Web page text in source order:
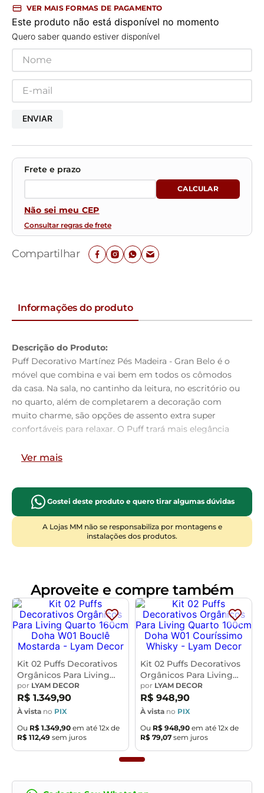
VER MAIS FORMAS DE PAGAMENTO
Este produto não está disponível no momento
Quero saber quando estiver disponível
ENVIAR
Não sei meu CEP
Consultar regras de frete
Compartilhar
Informações do produto
Descrição do Produto:
Puff Decorativo Martínez Pés Madeira - Gran Belo é o
móvel que combina e vai bem em todos os cômodos
da casa. Na sala, no cantinho da leitura, no escritório ou
no quarto, além de completarem a decoração com
muito charme, são opções de assento extra super
confortáveis para relaxar. O Puff trará mais elegância
Dimensões do Produto:
Altura:
Profundidade:45cm
Altura do Assento ao Chão:42cm
Altura dos Pés:30cm
Peso:20kg
Material da Estrutura:
Assento:Fixo em espuma D-26
Material dos Pés:Madeira
Quantidade de Pés: 04 Pés
Tipo de Pés:Fixo
Revestimento:Veludo
Peso Suportado:180Kg
Conteúdo da Embalagem:
1 Puff
Necessita de Montagem:
Instruções/Cuidado:
Indicado para uso residencial, sua
limpeza deve ser feita com pano úmido com água
limpa, sem esfregar. Pode passar álcool líquido de uso
doméstico na limpeza. Nunca sentar nos braços ou
Observações Importantes:
Ver mais
Gostei deste produto e quero tirar algumas dúvidas
A Lojas MM não se responsabiliza por montagens e
instalações dos produtos.
Aproveite e compre também
Kit 02 Puffs Decorativos
Orgânicos Para Living
Quarto 160cm Doha W01
Bouclê Mostarda - Lyam
Decor
por LYAM DECOR
R$ 1.349,90
À vista no PIX
Ou R$ 1.349,90 em até 12x de
R$ 112,49 sem juros
Kit 02 Puffs Decorativos
Orgânicos Para Living
Quarto 100cm Doha W01
Couríssimo Whisky -
Lyam Decor
por LYAM DECOR
R$ 948,90
À vista no PIX
Ou R$ 948,90 em até 12x de
R$ 79,07 sem juros